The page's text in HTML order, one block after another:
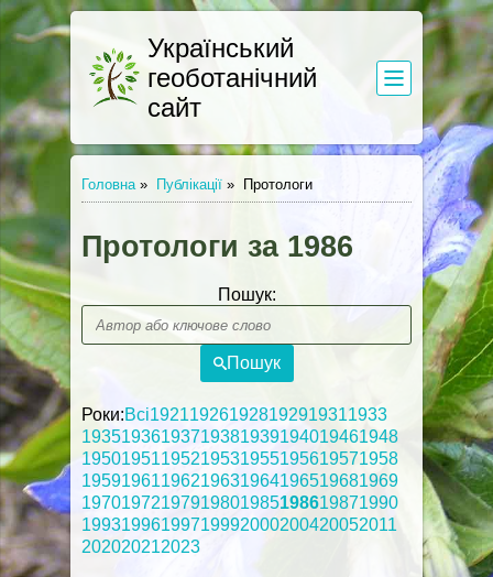
Український
геоботанічний
сайт
Головна » Публікації » Протологи
Протологи за 1986
Пошук:
Пошук
Роки:Всі192119261928192919311933
19351936193719381939194019461948
19501951195219531955195619571958
19591961196219631964196519681969
19701972197919801985198619871990
19931996199719992000200420052011
202020212023